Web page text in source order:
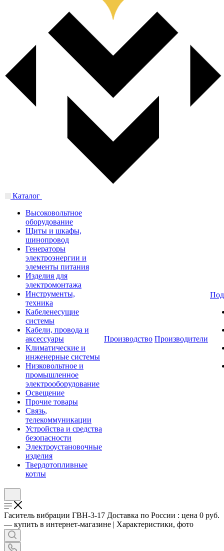
Каталог
Высоковольтное
оборудование
Щиты и шкафы,
шинопровод
Генераторы
электроэнергии и
элементы питания
Изделия для
электромонтажа
Инструменты,
техника
Кабеленесущие
системы
Кабели, провода и
аксессуары
Климатические и
инженерные системы
Низковольтное и
промышленное
электрооборудование
Освещение
Прочие товары
Связь,
телекоммуникации
Устройства и средства
безопасности
Электроустановочные
изделия
Твердотопливные
котлы
Производство Производители
Гаситель вибрации ГВН-3-17 Доставка по России : цена 0 руб.
— купить в интернет-магазине | Характеристики, фото